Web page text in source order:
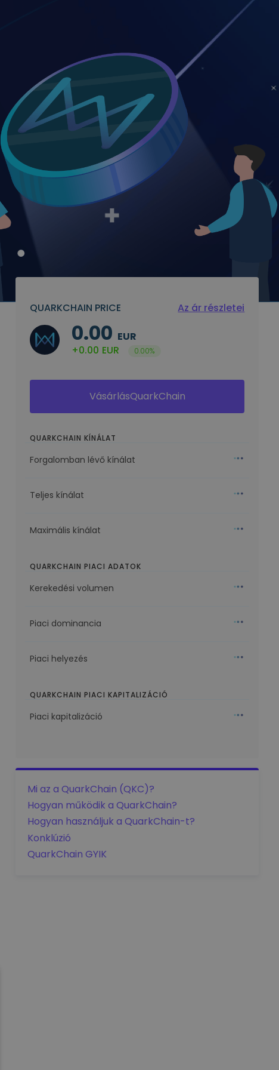
QUARKCHAIN PRICE Az ár részletei
0.00 EUR
+0.00 EUR 0.00%
VásárlásQuarkChain
QUARKCHAIN KÍNÁLAT
Forgalomban lévő kínálat
Teljes kínálat
Maximális kínálat
QUARKCHAIN PIACI ADATOK
Kerekedési volumen
Piaci dominancia
Piaci helyezés
QUARKCHAIN PIACI KAPITALIZÁCIÓ
Piaci kapitalizáció
Mi az a QuarkChain (QKC)?
Hogyan működik a QuarkChain?
Hogyan használjuk a QuarkChain-t?
Konklúzió
QuarkChain GYIK